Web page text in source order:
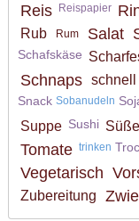
Reis Reispapier
Rub Rum Salat
Schafskäse
Schnaps schnell
Snack Sobanudeln
Suppe Sushi
Tomate trinken
Vegetarisch
Zubereitung